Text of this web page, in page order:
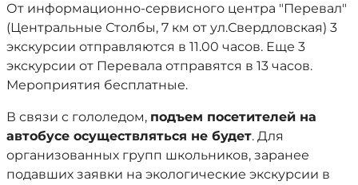
От информационно-сервисного центра "Перевал"
(Центральные Столбы, 7 км от ул.Свердловская) 3
экскурсии отправляются в 11.00 часов. Еще 3
экскурсии от Перевала отправятся в 13 часов.
Мероприятия бесплатные.
В связи с гололедом, подъем посетителей на
автобусе осуществляться не будет. Для
организованных групп школьников, заранее
подавших заявки на экологические экскурсии в